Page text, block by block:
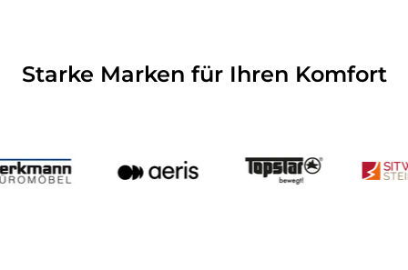
Starke Marken für Ihren Komfort